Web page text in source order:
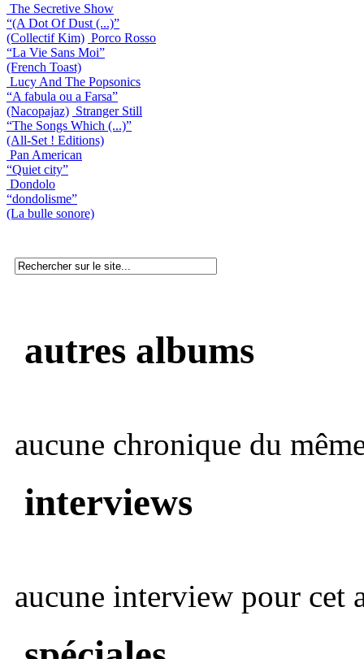
The Secretive Show
“(A Dot Of Dust (...)”
(Collectif Kim) Porco Rosso
“La Vie Sans Moi”
(French Toast)
Lucy And The Popsonics
“A fabula ou a Farsa”
(Nacopajaz) Stranger Still
“The Songs Which (...)”
(All-Set ! Editions)
Pan American
“Quiet city”
Dondolo
“dondolisme”
(La bulle sonore)
autres albums
aucune chronique du
interviews
aucune interview pour cet